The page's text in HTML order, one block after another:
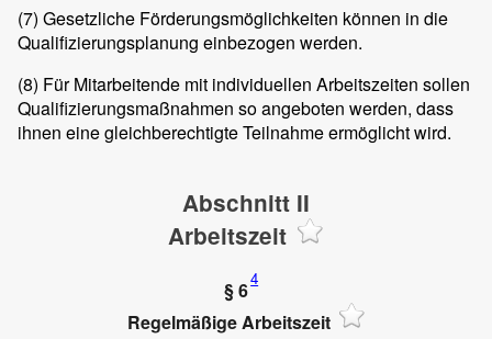
(7) Gesetzliche Förderungsmöglichkeiten können in die
Qualifizierungsplanung einbezogen werden.
(8) Für Mitarbeitende mit individuellen Arbeitszeiten sollen
Qualifizierungsmaßnahmen so angeboten werden, dass
ihnen eine gleichberechtigte Teilnahme ermöglicht wird.
Abschnitt II
Arbeitszeit
§ 64
Regelmäßige Arbeitszeit